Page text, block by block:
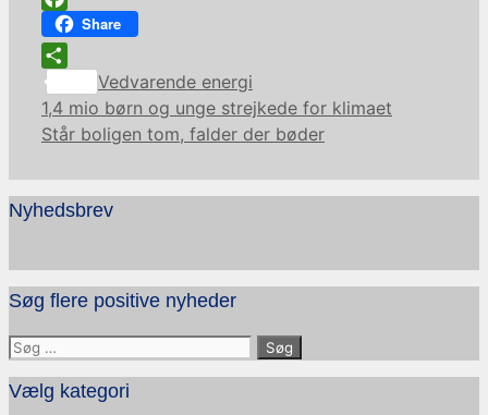
Facebook
Share
Share
Kategorier
Vedvarende energi
1,4 mio børn og unge strejkede for klimaet
Står boligen tom, falder der bøder
Nyhedsbrev
Søg flere positive nyheder
Søg
efter:
Vælg kategori